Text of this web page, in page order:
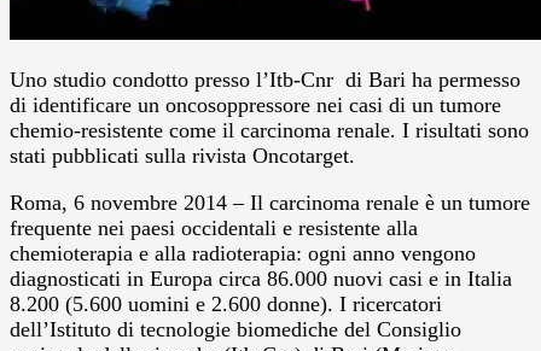
Uno studio condotto presso l’Itb-Cnr di Bari ha permesso
di identificare un oncosoppressore nei casi di un tumore
chemio-resistente come il carcinoma renale. I risultati sono
stati pubblicati sulla rivista Oncotarget.
Roma, 6 novembre 2014 – Il carcinoma renale è un tumore
frequente nei paesi occidentali e resistente alla
chemioterapia e alla radioterapia: ogni anno vengono
diagnosticati in Europa circa 86.000 nuovi casi e in Italia
8.200 (5.600 uomini e 2.600 donne). I ricercatori
dell’Istituto di tecnologie biomediche del Consiglio